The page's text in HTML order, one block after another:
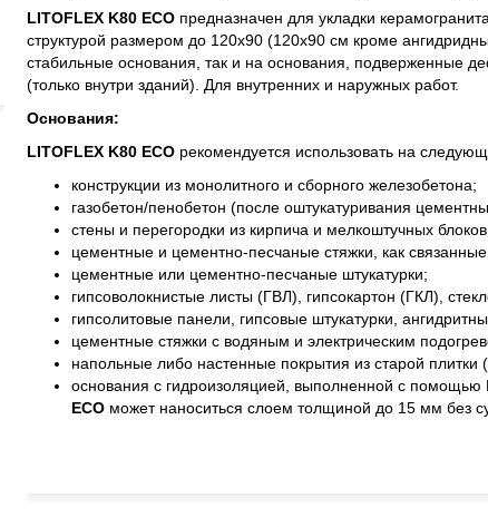
LITOFLEX K80 ECO предназначен для укладки
структурой размером до 120х90 (120х90 см кроме
стабильные основания, так и на основания, подверженные
(только внутри зданий). Для внутренних и наружных работ.
Основания:
LITOFLEX K80 ECO рекомендуется использовать на
конструкции из монолитного и сборного железобетона;
газобетон/пенобетон (после оштукатуривания
стены и перегородки из кирпича и мелкоштучных
цементные и цементно-песчаные стяжки, как
цементные или цементно-песчаные штукатурки;
гипсоволокнистые листы (ГВЛ), гипсокартон (ГКЛ),
гипсолитовые панели, гипсовые штукатурки,
цементные стяжки с водяным и электрическим
напольные либо настенные покрытия из старой плитки
основания с гидроизоляцией, выполненной с помощью
ECO может наноситься слоем толщиной до 15 мм без